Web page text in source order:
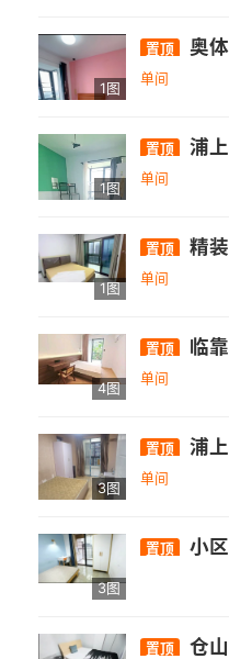
1图
置顶 奥
单间
1图
置顶 浦
单间
1图
置顶 精
单间
4图
置顶 临靠乌
单间
3图
置顶 浦
单间
3图
置顶 小区
置顶 仓